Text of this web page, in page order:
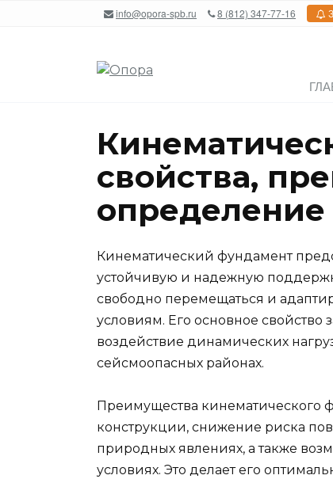
info@opora-spb.ru 8 (812) 347-77-16
свойства,
определение
Кинематический фундамент
устойчивую и надежную
свободно перемещаться и
условиям. Его основное свойство
воздействие динамических
сейсмоопасных районах.
Преимущества кинематического
конструкции, снижение риска
природных явлениях, а также
условиях. Это делает его